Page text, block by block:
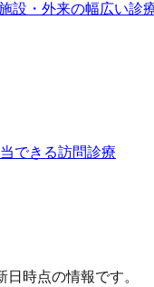
設・外来の幅広い診
できる訪問診療
時点の情報です。